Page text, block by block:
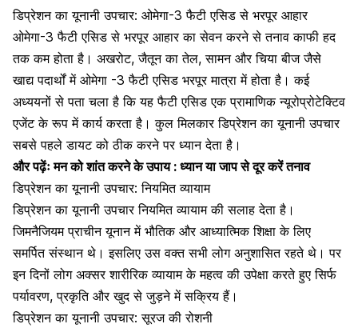
डिप्रेशन का यूनानी उपचार: ओमेगा-3 फैटी एसिड से भरपूर आहार
ओमेगा-3 फैटी एसिड से भरपूर आहार का सेवन करने से तनाव काफी हद
तक कम होता है। अखरोट, जैतून का तेल, सामन और चिया बीज जैसे
खाद्य पदार्थों में ओमेगा -3 फैटी एसिड भरपूर मात्रा में होता है। कई
अध्ययनों से पता चला है कि यह फैटी एसिड एक प्रामाणिक न्यूरोप्रोटेक्टिव
एजेंट के रूप में कार्य करता है। कुल मिलकार डिप्रेशन का यूनानी उपचार
सबसे पहले डायट को ठीक करने पर ध्यान देता है।
और पढ़ेंःमन को शांत करने के उपाय : ध्यान या जाप से दूर करें तनाव
डिप्रेशन का यूनानी उपचार: नियमित व्यायाम
डिप्रेशन का यूनानी उपचार नियमित व्यायाम की सलाह देता है।
जिमनैजियम प्राचीन यूनान में भौतिक और आध्यात्मिक शिक्षा के लिए
समर्पित संस्थान थे। इसलिए उस वक्त सभी लोग अनुशासित रहते थे। पर
इन दिनों लोग अक्सरशारीरिक व्यायामके महत्व की उपेक्षा करते हुए सिर्फ
पर्यावरण, प्रकृति और खुद से जुड़ने में सक्रिय हैं।
डिप्रेशन का यूनानी उपचार: सूरज की रोशनी